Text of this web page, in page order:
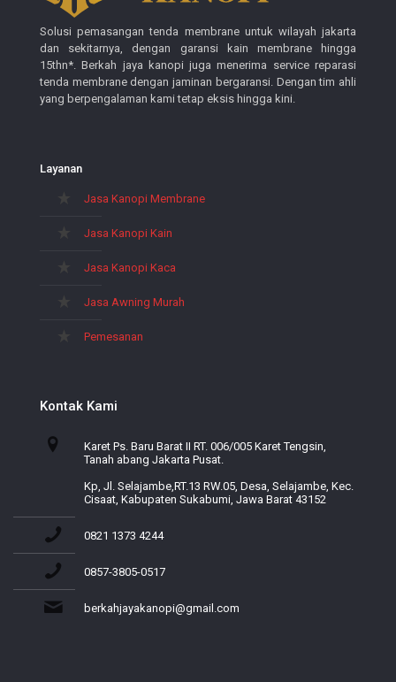
Solusi pemasangan tenda membrane untuk wilayah jakarta
dan sekitarnya, dengan garansi kain membrane hingga
15thn*. Berkah jaya kanopi juga menerima service reparasi
tenda membrane dengan jaminan bergaransi. Dengan tim ahli
yang berpengalaman kami tetap eksis hingga kini.
Layanan
Jasa Kanopi Membrane
Jasa Kanopi Kain
Jasa Kanopi Kaca
Jasa Awning Murah
Pemesanan
Kontak Kami
Karet Ps. Baru Barat II RT. 006/005 Karet Tengsin,
Tanah abang Jakarta Pusat.
Kp, Jl. Selajambe,RT.13 RW.05, Desa, Selajambe, Kec.
Cisaat, Kabupaten Sukabumi, Jawa Barat 43152
0821 1373 4244
0857-3805-0517
berkahjayakanopi@gmail.com